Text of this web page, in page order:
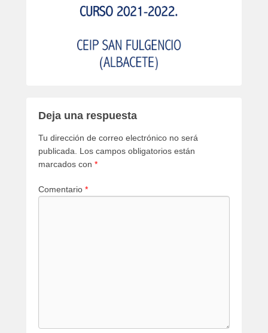
Deja una respuesta
Tu dirección de correo electrónico no será
publicada.
Los campos obligatorios están
marcados con *
Comentario *